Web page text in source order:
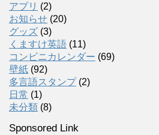
アプリ (2)
お知らせ (20)
グッズ (3)
くますけ英語 (11)
コンビニカレンダー (69)
壁紙 (92)
多言語スタンプ(2)
日常 (1)
未分類 (8)
Sponsored Link